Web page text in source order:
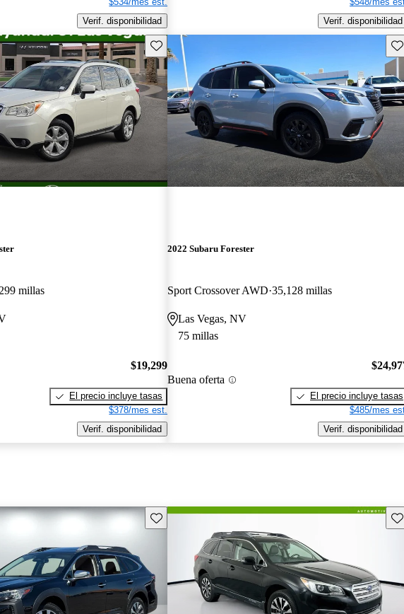
Verif. disponibilidad
Verif. disponibilidad
Guarda este Aviso
millas
$19,299
El precio incluye tasas
$378/mes est.
Verif. disponibilidad
2022 Subaru Forester
Sport Crossover AWD 35,128 millas
Las Vegas, NV
75 millas
Buena oferta
El precio incluye tasas
$485/mes
Verif. disponibilidad
Guarda este Aviso